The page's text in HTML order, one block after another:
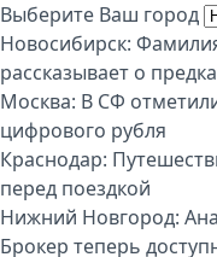
Выберите Ваш город
Новосибирск:
рассказывает о
Москва: В СФ
цифрового рубля
Краснодар:
перед поездкой
Нижний Новгород:
Брокер теперь